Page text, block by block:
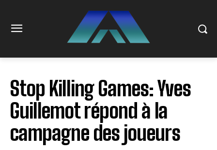
Stop Killing Games: Yves
Guillemot répond à la
campagne des joueurs